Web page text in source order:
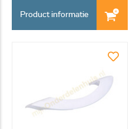
Product informatie